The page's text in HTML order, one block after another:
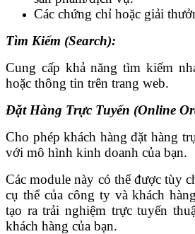
Các chứng chỉ hoặc giải
Tìm Kiếm (Search):
Cung cấp khả năng tìm kiếm
hoặc thông tin trên trang web.
Đặt Hàng Trực Tuyến (Online
Cho phép khách hàng đặt hàng
với mô hình kinh doanh của bạn.
Các module này có thể được tùy
cụ thể của công ty và khách
tạo ra trải nghiệm trực tuyến
khách hàng của bạn.